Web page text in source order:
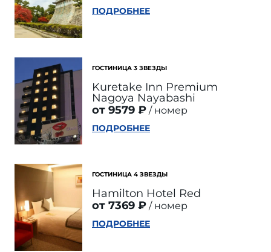
ПОДРОБНЕЕ
ГОСТИНИЦА 3 ЗВЕЗДЫ
Kuretake Inn Premium
Nagoya Nayabashi
от 9579 ₽
номер
ПОДРОБНЕЕ
ГОСТИНИЦА 4 ЗВЕЗДЫ
Hamilton Hotel Red
от 7369 ₽
номер
ПОДРОБНЕЕ